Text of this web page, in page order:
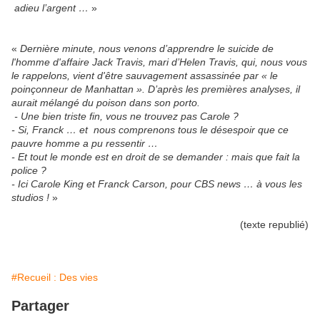
adieu l’argent … »
« Dernière minute, nous venons d’apprendre le suicide de
l'homme d'affaire Jack Travis, mari d’Helen Travis, qui, nous vous
le rappelons, vient d'être sauvagement assassinée par « le
poinçonneur de Manhattan ». D’après les premières analyses, il
aurait mélangé du poison dans son porto.
- Une bien triste fin, vous ne trouvez pas Carole ?
- Si, Franck … et nous comprenons tous le désespoir que ce
pauvre homme a pu ressentir …
- Et tout le monde est en droit de se demander : mais que fait la
police ?
- Ici Carole King et Franck Carson, pour CBS news … à vous les
studios ! »
(texte republié)
#Recueil : Des vies
Partager